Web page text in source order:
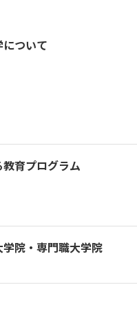
ついて
育プログラム
院・専門職大学院